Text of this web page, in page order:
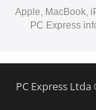
Apple, MacBook,
PC Express
PC Express Ltda